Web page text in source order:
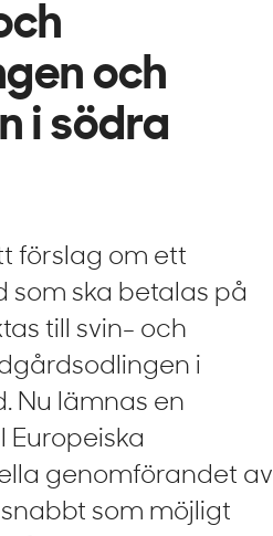
och
i södra
förslag om ett
som ska betalas på
till svin- och
i
Nu lämnas en
genomförandet av
som möjligt